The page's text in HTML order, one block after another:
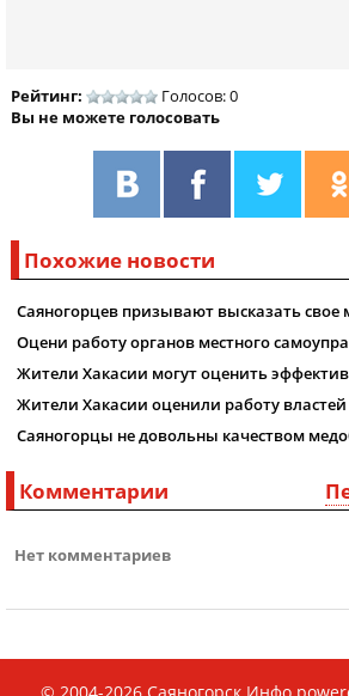
Рейтинг:
Голосов: 0
Вы не можете голосовать
Похожие новости
Саяногорцев призывают высказать свое
Оцени работу органов местного
Жители Хакасии могут оценить
Жители Хакасии оценили работу властей
Саяногорцы не довольны качеством
Комментарии
Нет комментариев